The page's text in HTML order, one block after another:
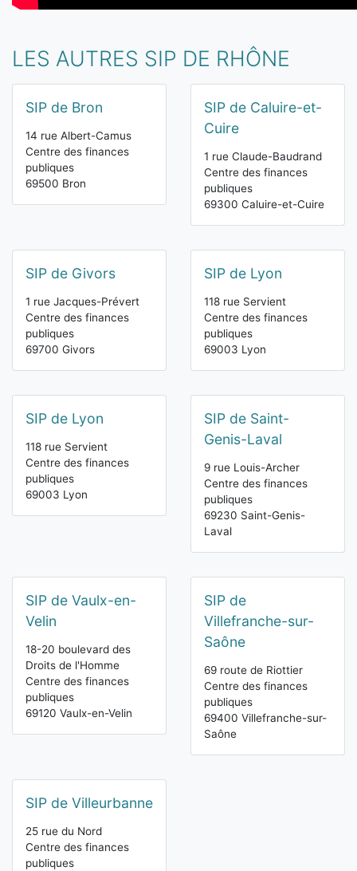
LES AUTRES SIP DE RHÔNE
SIP de Bron
14 rue Albert-Camus
Centre des finances
publiques
69500 Bron
SIP de Caluire-et-
Cuire
1 rue Claude-Baudrand
Centre des finances
publiques
69300 Caluire-et-Cuire
SIP de Givors
1 rue Jacques-Prévert
Centre des finances
publiques
69700 Givors
SIP de Lyon
118 rue Servient
Centre des finances
publiques
69003 Lyon
SIP de Lyon
118 rue Servient
Centre des finances
publiques
69003 Lyon
SIP de Saint-
Genis-Laval
9 rue Louis-Archer
Centre des finances
publiques
69230 Saint-Genis-
Laval
SIP de Vaulx-en-
Velin
18-20 boulevard des
Droits de l'Homme
Centre des finances
publiques
69120 Vaulx-en-Velin
SIP de
Villefranche-sur-
Saône
69 route de Riottier
Centre des finances
publiques
69400 Villefranche-sur-
Saône
SIP de Villeurbanne
25 rue du Nord
Centre des finances
publiques